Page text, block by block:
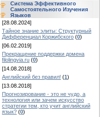
Система Эффективного
Самостоятельного Изучения
Языков
[28.08.2024]
Тайное знание элиты: Структурный
Дифференциал Коржибского (0)
[06.02.2019]
Прекращение поддержки домена
filolingvia.ru (0)
[14.08.2018]
Английский без правил! (1)
[13.08.2018]
Прогнозирование - это не чудо, а
технология или зачем искусство
стратегии тем, кто учит английский
язык? (0)